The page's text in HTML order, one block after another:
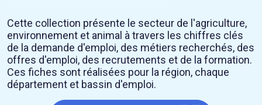
Cette collection présente le secteur de l'agriculture,
environnement et animal à travers les chiffres clés
de la demande d'emploi, des métiers recherchés, des
offres d'emploi, des recrutements et de la formation.
Ces fiches sont réalisées pour la région, chaque
département et bassin d'emploi.